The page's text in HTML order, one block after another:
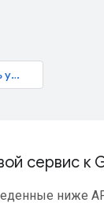
Открыть учебник
сервис к
ниже